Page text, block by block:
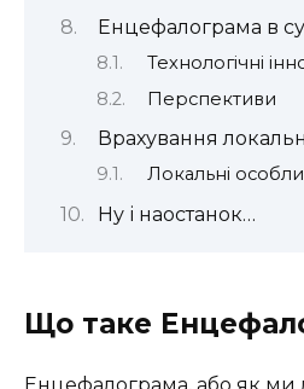
Енцефалограма в
Технологічні
Перспективи
Врахування
Локальні
Ну і наостанок…
Що таке